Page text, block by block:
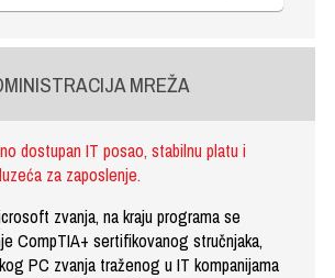
MREŽA
dostupan IT posao, stabilnu platu i
za zaposlenje.
zvanja, na kraju programa se
CompTIA+ sertifikovanog stručnjaka,
PC zvanja traženog u IT kompanijama